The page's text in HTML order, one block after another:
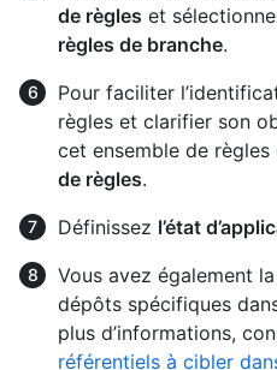
de règles et
règles de branche.
Pour faciliter
règles et clarifier son
cet ensemble de règles
de règles.
Définissez l’état
Vous avez également
dépôts spécifiques
plus d’informations,
référentiels à cibler